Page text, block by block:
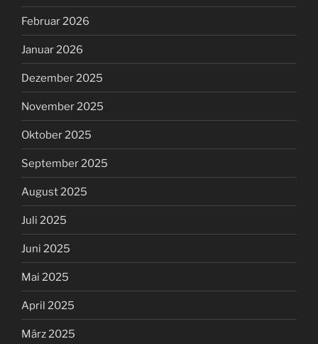
Februar 2026
Januar 2026
Dezember 2025
November 2025
Oktober 2025
September 2025
August 2025
Juli 2025
Juni 2025
Mai 2025
April 2025
März 2025